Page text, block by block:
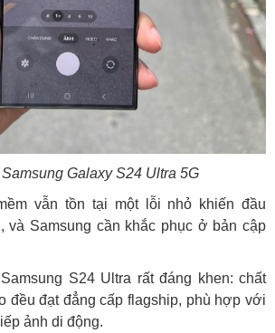
Galaxy S24 Ultra 5G
vẫn tồn tại một lỗi nhỏ khiến đầu
và Samsung cần khắc phục ở bản cập
S24 Ultra rất đáng khen: chất
đều đạt đẳng cấp flagship, phù hợp với
ảnh di động.